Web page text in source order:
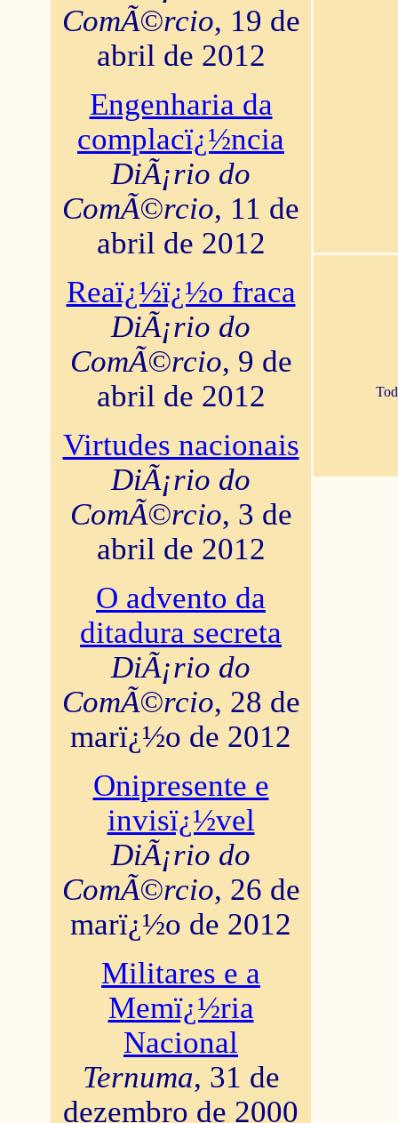
ComÃ©rcio, 19 de
abril de 2012
Engenharia da
complacï¿½ncia
DiÃ¡rio do
ComÃ©rcio, 11 de
abril de 2012
Reaï¿½ï¿½o fraca
DiÃ¡rio do
ComÃ©rcio, 9 de
abril de 2012
Virtudes nacionais
DiÃ¡rio do
ComÃ©rcio, 3 de
abril de 2012
O advento da
ditadura secreta
DiÃ¡rio do
ComÃ©rcio, 28 de
marï¿½o de 2012
Onipresente e
invisï¿½vel
DiÃ¡rio do
ComÃ©rcio, 26 de
marï¿½o de 2012
Militares e a
Memï¿½ria
Nacional
Ternuma, 31 de
dezembro de 2000